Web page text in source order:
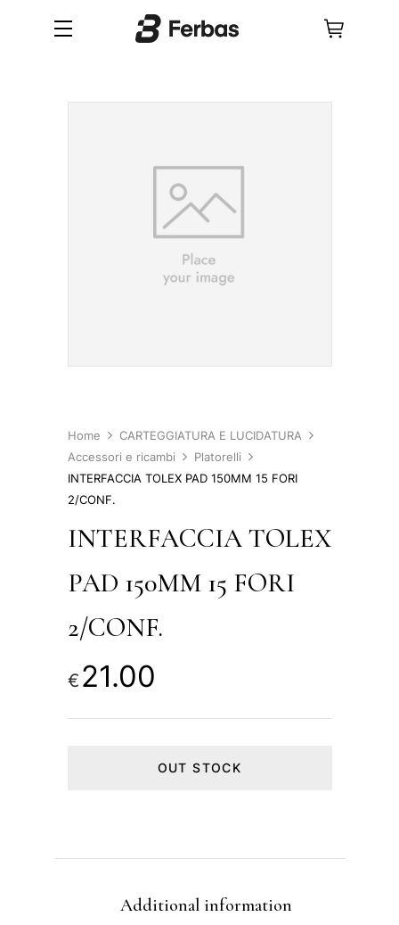
Home
CARTEGGIATURA E LUCIDATURA
Accessori e ricambi
Platorelli
INTERFACCIA TOLEX PAD 150MM 15 FORI
2/CONF.
INTERFACCIA TOLEX
PAD 150MM 15 FORI
2/CONF.
€ 21.00
OUT STOCK
Additional information